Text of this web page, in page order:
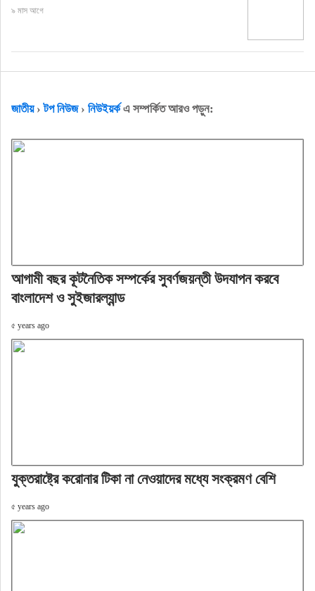
৯ মাস আগে
জাতীয়›টপ নিউজ› নিউইয়র্কএ সম্পর্কিত আরও পড়ুন:
আগামী বছর কূটনৈতিক সম্পর্কের সুবর্ণজয়ন্তী উদযাপন করবে
বাংলাদেশ ও সুইজারল্যান্ড
৫ years ago
যুক্তরাষ্ট্রে করোনার টিকা না নেওয়াদের মধ্যে সংক্রমণ বেশি
৫ years ago